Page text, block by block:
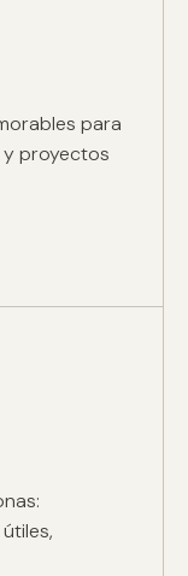
para
y proyectos